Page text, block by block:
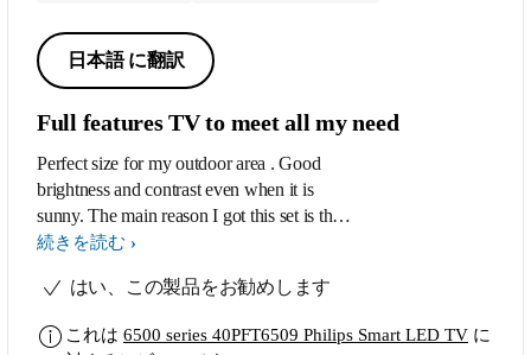
日本語 に翻訳
Full features TV to meet all my need
Perfect size for my outdoor area . Good
brightness and contrast even when it is
sunny. The main reason I got this set is the
Google Chrome cast function built in, in
one touch buttons . The Bluetooth function
which helps as the unit is outdoor and
続きを読む
はい、この製品をお勧めします
これは 6500 series 40PFT6509 Philips Smart LED TV に